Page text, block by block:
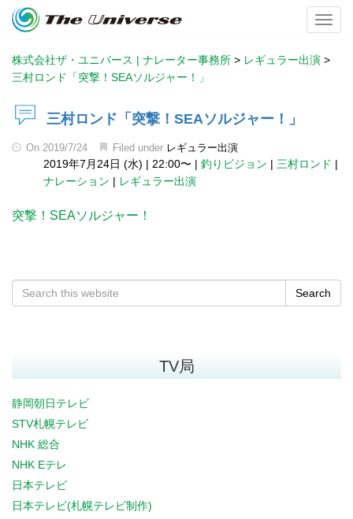
株式会社ザ・ユニバース | ナレーター事務所 > レギュラー出演 >
三村ロンド「突撃！SEAソルジャー！」
三村ロンド「突撃！SEAソルジャー！」
On 2019/7/24 Filed under レギュラー出演
2019年7月24日 (水) | 22:00〜 | 釣りビジョン | 三村ロンド |
ナレーション | レギュラー出演
突撃！SEAソルジャー！
Search
TV局
静岡朝日テレビ
STV札幌テレビ
NHK 総合
NHK Eテレ
日本テレビ
日本テレビ(札幌テレビ制作)